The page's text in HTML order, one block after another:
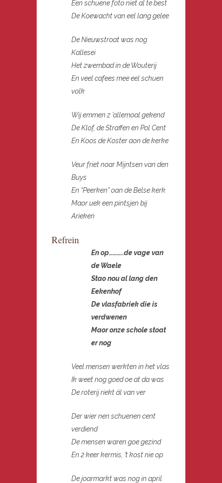
Een schuene foto niet al te best
De Koewacht van eel lang gelee
De Nieuwstroat was nog
Kallesei
Het zwembad in de Wouterij
En veel cafees mee eel schuen
volk
Wij emmen z ’allemoal gekend
De Klof, de Straffen en Pol Cent
En Koos de Koster aon de kerke
Veur friet noar Mijntsen van den
Buys
En “Peerken” oan de Belse kerk
Maor uek een pintsjen bij
Arieken
Refrein
En op………..de vage van
de Waele
Stao nou al lang den
Eekenhof
De vlasfabriek die is
verdwenen
Maor onze schole stoat
er nog
Veel mensen werkten in het vlas
Ik weet nog goed oe at da was
De roterij riekt ál van ver
Der wier nen schuenen cent
verdiend
De mensen waren goe gezind
En 2 keer kermis, ’t kost nie op
De joarmarkt was nog in april